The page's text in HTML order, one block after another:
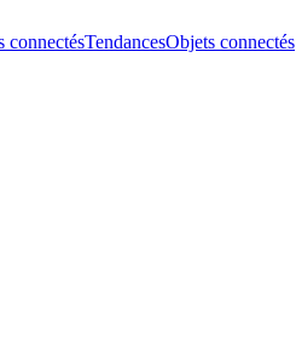
connectésTendancesObjets connectés